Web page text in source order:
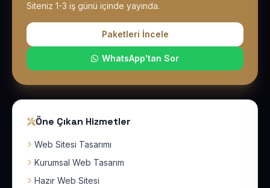
Siteniz 1-3 iş günü içinde yayında.
Paketleri İncele
WhatsApp'tan Sor
Öne Çıkan Hizmetler
Web Sitesi Tasarımı
Kurumsal Web Tasarım
Hazır Web Sitesi